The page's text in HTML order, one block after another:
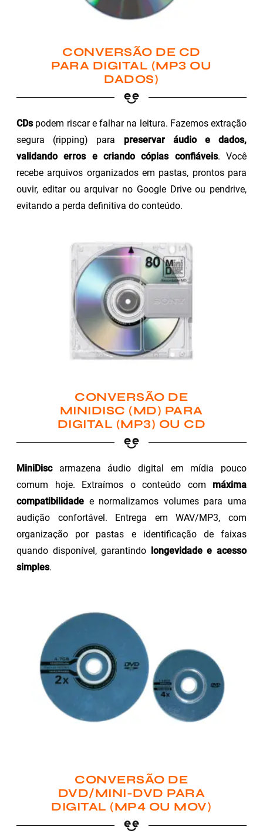
CONVERSÃO DE CD
PARA DIGITAL (MP3 OU
DADOS)
CDspodem riscar e falhar na leitura. Fazemos extração
segura (ripping) para preservar áudio e dados,
validando erros e criando cópias confiáveis. Você
recebe arquivos organizados em pastas, prontos para
ouvir, editar ou arquivar no Google Drive ou pendrive,
evitando a perda definitiva do conteúdo.
CONVERSÃO DE
MINIDISC (MD) PARA
DIGITAL (MP3) OU CD
MiniDiscarmazena áudio digital em mídia pouco
comum hoje. Extraímos o conteúdo com máxima
compatibilidade e normalizamos volumes para uma
audição confortável. Entrega em WAV/MP3, com
organização por pastas e identificação de faixas
quando disponível, garantindo longevidade e acesso
simples.
CONVERSÃO DE
DVD/MINI-DVD PARA
DIGITAL (MP4 OU MOV)